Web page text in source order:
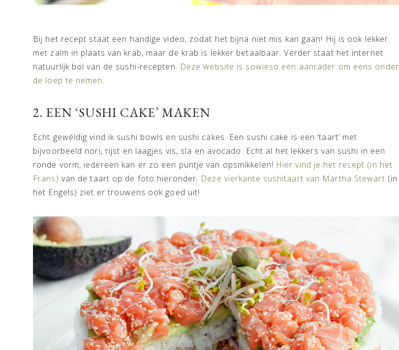
Bij het recept staat een handige video, zodat het bijna niet mis kan gaan! Hij is ook lekker
met zalm in plaats van krab, maar de krab is lekker betaalbaar. Verder staat het internet
natuurlijk bol van de sushi-recepten. Deze website is sowieso een aanrader om eens onder
de loep te nemen.
2. EEN ‘SUSHI CAKE’ MAKEN
Echt gewéldig vind ik sushi bowls en sushi cakes. Een sushi cake is een ‘taart’ met
bijvoorbeeld nori, rijst en laagjes vis, sla en avocado. Echt al het lekkers van sushi in een
ronde vorm, iedereen kan er zo een puntje van opsmikkelen! Hier vind je het recept (in het
Frans) van de taart op de foto hieronder. Deze vierkante sushitaart van Martha Stewart (in
het Engels) ziet er trouwens ook goed uit!